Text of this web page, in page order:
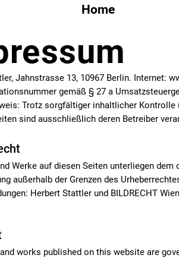
Home
Jahnstrasse 13, 10967 Berlin. Internet:
gemäß § 27 a
Trotz sorgfältiger inhaltlicher Kontrolle
sind ausschließlich deren Betreiber
Werke auf diesen Seiten unterliegen
außerhalb der Grenzen des
Herbert Stattler und BILDRECHT
works published on this website are